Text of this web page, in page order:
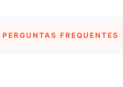
PERGUNTAS FREQUENTES